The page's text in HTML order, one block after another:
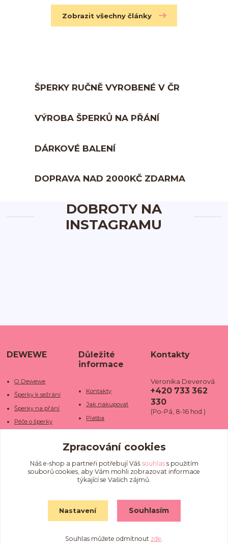
Zobrazit všechny články
ŠPERKY RUČNĚ VYROBENÉ V ČR
VÝROBA ŠPERKŮ NA PŘÁNÍ
DÁRKOVÉ BALENÍ
DOPRAVA NAD 2000KČ ZDARMA
DOBROTY NA
INSTAGRAMU
DEWEWE
O Dewewe
Šperky k sežrání
Šperky na přání
Péče o šperky
Kamenné obchody
Fotogalerie
Důležité
informace
Kontakty
Jak nakupovat
Platba
Doba dodání
Doprava
Obchodní podmínky
Ochrana osobních
Kontakty
Veronika Deverová
+420 733 362
330
(Po-Pá, 8-16 hod.)
we.cz
Vytvořeno na Eshop-rychle.cz
Zpracování cookies
Náš e-shop a partneři potřebují Váš souhlass použitím
souborů cookies, aby Vám mohli zobrazovat informace
týkající se Vašich zájmů.
Nastavení Souhlasím
Souhlas můžete odmítnout zde